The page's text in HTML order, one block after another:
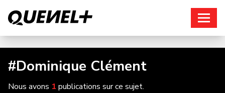
#Dominique Clément
Nous avons 1 publications sur ce sujet.